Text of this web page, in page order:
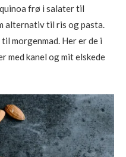
frø i salater til
alternativ til ris og pasta.
morgenmad. Her er de i
med kanel og mit elskede